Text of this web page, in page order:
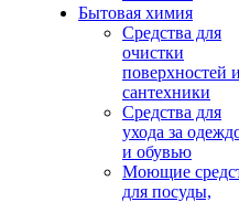
Бытовая химия
Средства для
очистки
поверхностей
сантехники
Средства для
ухода за
и обувью
Моющие
для посуды,